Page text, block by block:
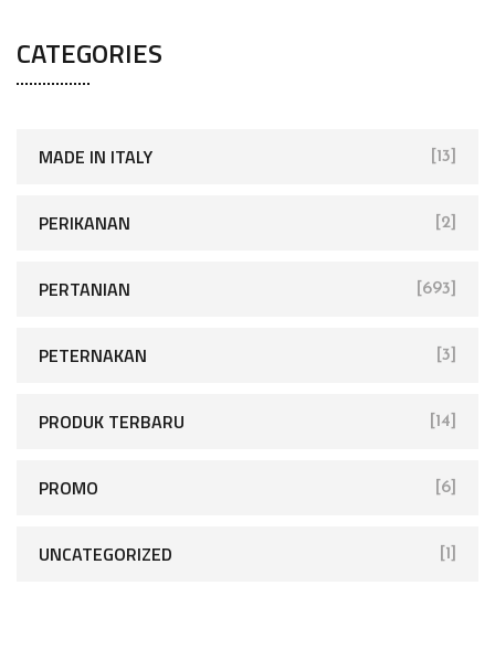
CATEGORIES
MADE IN ITALY [13]
PERIKANAN [2]
PERTANIAN [693]
PETERNAKAN [3]
PRODUK TERBARU [14]
PROMO [6]
UNCATEGORIZED [1]